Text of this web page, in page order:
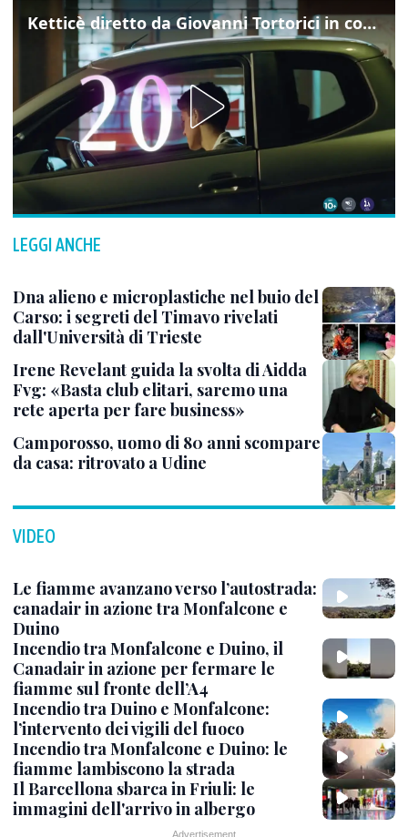
Ketticè diretto da Giovanni Tortorici in concorso al Locarno Film Festival
LEGGI ANCHE
Dna alieno e microplastiche nel buio del
Carso: i segreti del Timavo rivelati
dall'Università di Trieste
Irene Revelant guida la svolta di Aidda
Fvg: «Basta club elitari, saremo una
rete aperta per fare business»
Camporosso, uomo di 80 anni scompare
da casa: ritrovato a Udine
VIDEO
Le fiamme avanzano verso l’autostrada:
canadair in azione tra Monfalcone e
Duino
Incendio tra Monfalcone e Duino, il
Canadair in azione per fermare le
fiamme sul fronte dell’A4
Incendio tra Duino e Monfalcone:
l’intervento dei vigili del fuoco
Incendio tra Monfalcone e Duino: le
fiamme lambiscono la strada
Il Barcellona sbarca in Friuli: le
immagini dell'arrivo in albergo